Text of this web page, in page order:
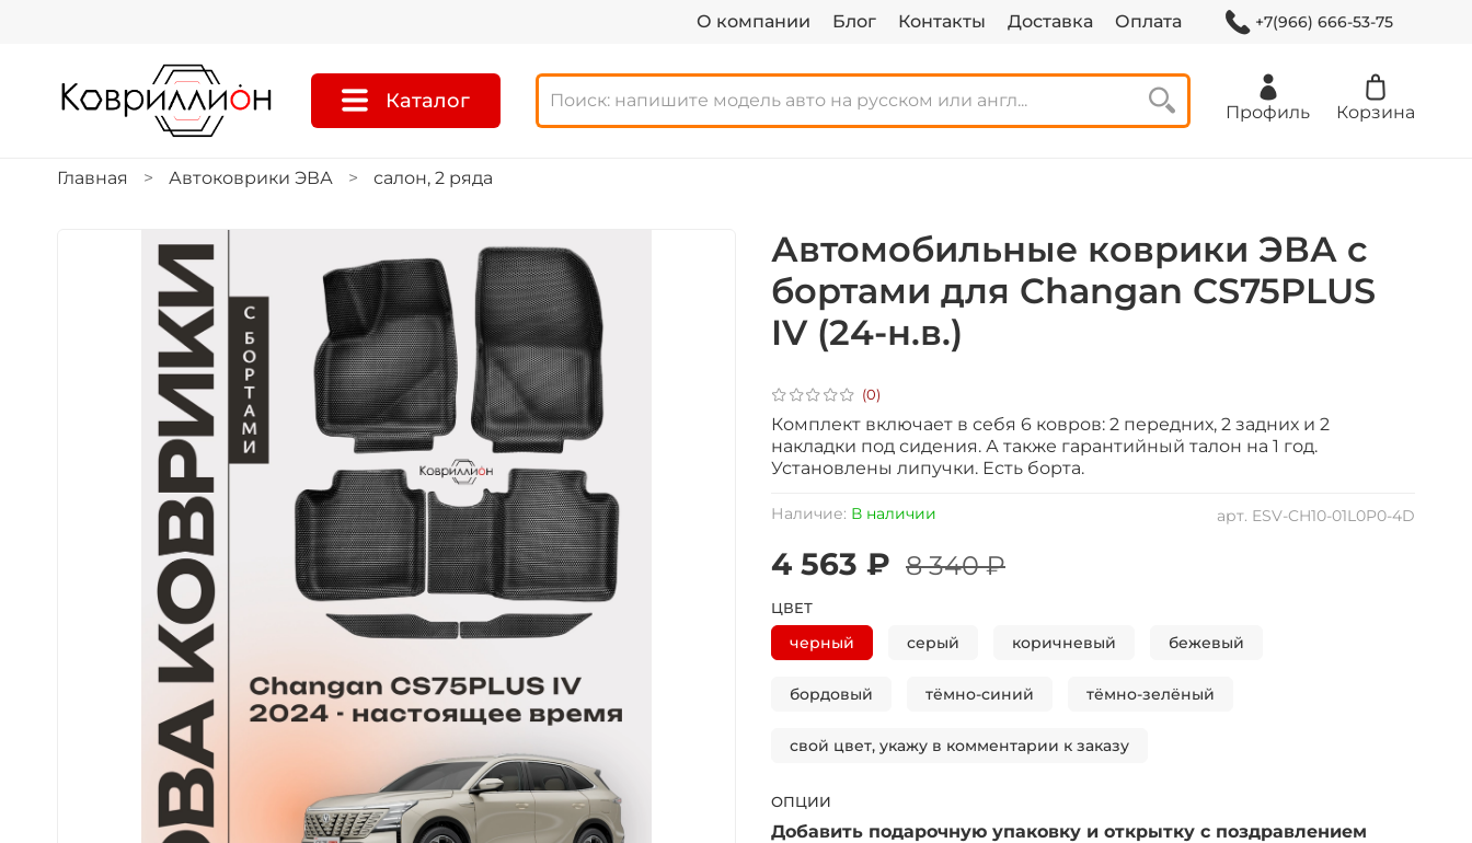
О компании Блог Контакты Доставка Оплата +7(966) 666-53-75
Каталог Профиль Корзина
Главная Автоковрики ЭВА салон, 2 ряда
(0)
арт. ESV-CH10-01L0P0-4D
Наличие: В наличии
Автомобильные коврики ЭВА с
бортами для Changan CS75PLUS
IV (24-н.в.)
4 563 ₽ 8 340 ₽
ЦВЕТ
черный серый коричневый бежевый
бордовый тёмно-синий тёмно-зелёный
свой цвет, укажу в комментарии к заказу
ОПЦИИ
Добавить подарочную упаковку и открытку с поздравлением
Комплект включает в себя 6 ковров: 2 передних, 2 задних и 2
накладки под сидения. А также гарантийный талон на 1 год.
Установлены липучки. Есть борта.